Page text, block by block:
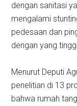
dengan sanitasi
mengalami
pedesaan dan
dengan yang
Menurut Deputi
penelitian di 13
bahwa rumah